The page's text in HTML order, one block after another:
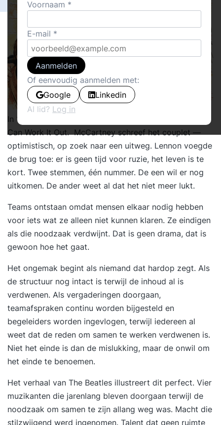
In 1965 schreven Paul McCartney en John Lennon We
Can Work It Out. McCartney schreef het couplet —
optimistisch, op zoek naar een uitweg. Lennon voegde
de brug toe: er is geen tijd voor ruzie, het leven is te
kort. Twee stemmen, één nummer. De een wil er nog
uitkomen. De ander weet al dat het niet meer lukt.
Teams ontstaan omdat mensen elkaar nodig hebben
voor iets wat ze alleen niet kunnen klaren. Ze eindigen
als die noodzaak verdwijnt. Dat is geen drama, dat is
gewoon hoe het gaat.
Het ongemak begint als niemand dat hardop zegt. Als
de structuur nog intact is terwijl de inhoud al is
verdwenen. Als vergaderingen doorgaan,
teamafspraken continu worden bijgesteld en
begeleiders worden ingevlogen, terwijl iedereen al
weet dat de reden om samen te werken verdwenen is.
Niet het einde is dan de mislukking, maar de onwil om
het einde te benoemen.
Het verhaal van The Beatles illustreert dit perfect. Vier
muzikanten die jarenlang bleven doorgaan terwijl de
noodzaak om samen te zijn allang weg was. Macht die
stilzwijgend werd ingenomen. Talent dat geen ruimte
Voornaam
E-mail
Aanmelden
Of eenvoudig aanmelden met:
Google
Linkedin
Al lid? Log in